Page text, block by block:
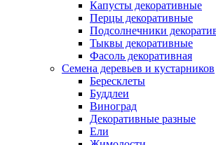
Капусты декоративные
Перцы декоративные
Подсолнечники
Тыквы декоративные
Фасоль декоративная
Семена деревьев и кустарников
Бересклеты
Буддлеи
Виноград
Декоративные разные
Ели